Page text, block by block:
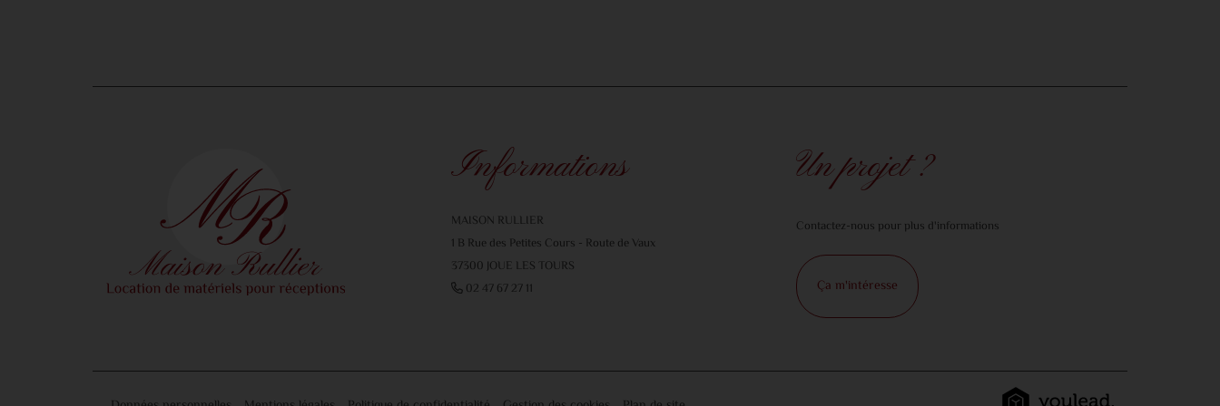
Informations
MAISON RULLIER
1 B Rue des Petites Cours - Route de Vaux
37300 JOUE LES TOURS
02 47 67 27 11
Un projet ?
Contactez-nous pour plus d'informations
Ça m'intéresse